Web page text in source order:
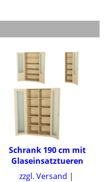
Schrank 190 cm mit
Glaseinsatztueren
zzgl. Versand